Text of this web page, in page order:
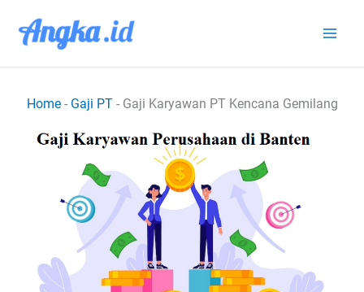
Home- Gaji PT- Gaji Karyawan PT Kencana Gemilang